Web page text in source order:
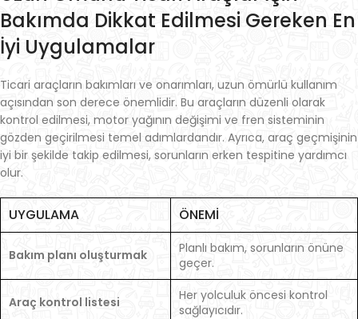
Bakımda Dikkat Edilmesi Gereken En
İyi Uygulamalar
Ticari araçların bakımları ve onarımları, uzun ömürlü kullanım
açısından son derece önemlidir. Bu araçların düzenli olarak
kontrol edilmesi, motor yağının değişimi ve fren sisteminin
gözden geçirilmesi temel adımlardandır. Ayrıca, araç geçmişinin
iyi bir şekilde takip edilmesi, sorunların erken tespitine yardımcı
olur.
UYGULAMA ÖNEMI
Bakım planı oluşturmak
Planlı bakım, sorunların önüne
geçer.
Araç kontrol listesi
Her yolculuk öncesi kontrol
sağlayıcıdır.